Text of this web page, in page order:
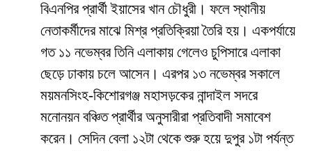
বিএনপির প্রার্থী ইয়াসের খান চৌধুরী। ফলে স্থানীয়
নেতাকর্মীদের মাঝে মিশ্র প্রতিক্রিয়া তৈরি হয়। একপর্যায়ে
গত ১১ নভেম্বর তিনি এলাকায় গেলেও চুপিসারে এলাকা
ছেড়ে ঢাকায় চলে আসেন। এরপর ১৩ নভেম্বর সকালে
ময়মনসিংহ-কিশোরগঞ্জ মহাসড়কের নান্দাইল সদরে
মনোনয়ন বঞ্চিত প্রার্থীর অনুসারীরা প্রতিবাদী সমাবেশ
করেন। সেদিন বেলা ১২টা থেকে শুরু হয়ে দুপুর ১টা পর্যন্ত